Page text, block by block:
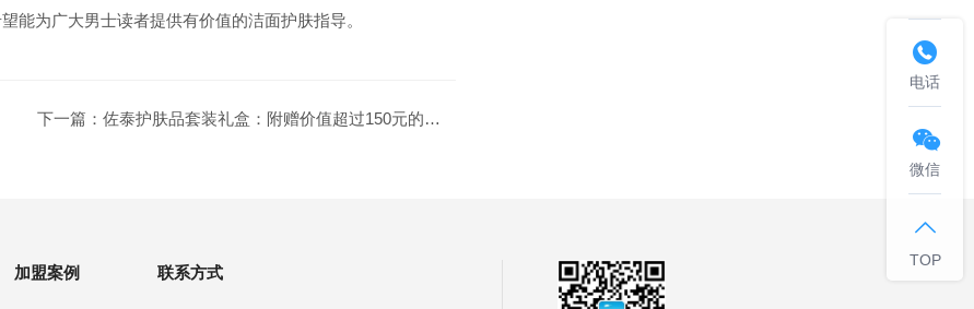
能为广大男士读者提供有价值的洁面护肤指导。
下一篇： 佐泰护肤品套装礼盒：附赠价值超过150元的赠品
加盟案例 联系方式

电话

微信

TOP